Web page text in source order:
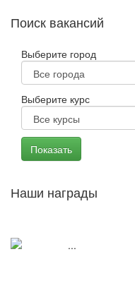
Поиск вакансий
Выберите город
Выберите курс
Наши награды